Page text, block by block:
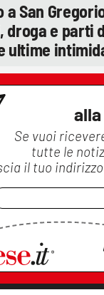
San
droga e parti
ultime
Se vuoi
tutte le
il tuo